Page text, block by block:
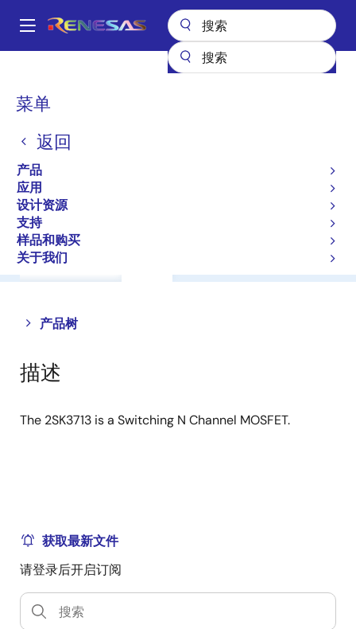
到
Main
菜单
返回
产品
应用
设计资源
支持
样品和购买
关于我们
面
屑
功率 MOSFET 2SK3713
2SK3713
Switching N Channel MOSFET
概述
产品树
Close
tree
menu
Open
tree
menu
描述
The 2SK3713 is a Switching N Channel MOSFET.
获取最新文件
请登录后开启订阅